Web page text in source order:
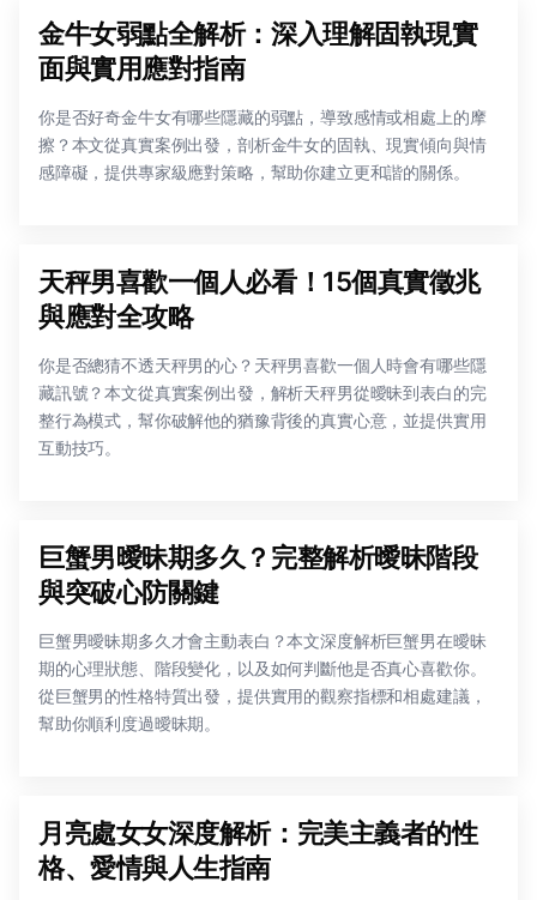
金牛女弱點全解析：深入理解固執現實
面與實用應對指南
你是否好奇金牛女有哪些隱藏的弱點，導致感情或相處上的摩
擦？本文從真實案例出發，剖析金牛女的固執、現實傾向與情
感障礙，提供專家級應對策略，幫助你建立更和諧的關係。
天秤男喜歡一個人必看！15個真實徵兆
與應對全攻略
你是否總猜不透天秤男的心？天秤男喜歡一個人時會有哪些隱
藏訊號？本文從真實案例出發，解析天秤男從曖昧到表白的完
整行為模式，幫你破解他的猶豫背後的真實心意，並提供實用
互動技巧。
巨蟹男曖昧期多久？完整解析曖昧階段
與突破心防關鍵
巨蟹男曖昧期多久才會主動表白？本文深度解析巨蟹男在曖昧
期的心理狀態、階段變化，以及如何判斷他是否真心喜歡你。
從巨蟹男的性格特質出發，提供實用的觀察指標和相處建議，
幫助你順利度過曖昧期。
月亮處女女深度解析：完美主義者的性
格、愛情與人生指南